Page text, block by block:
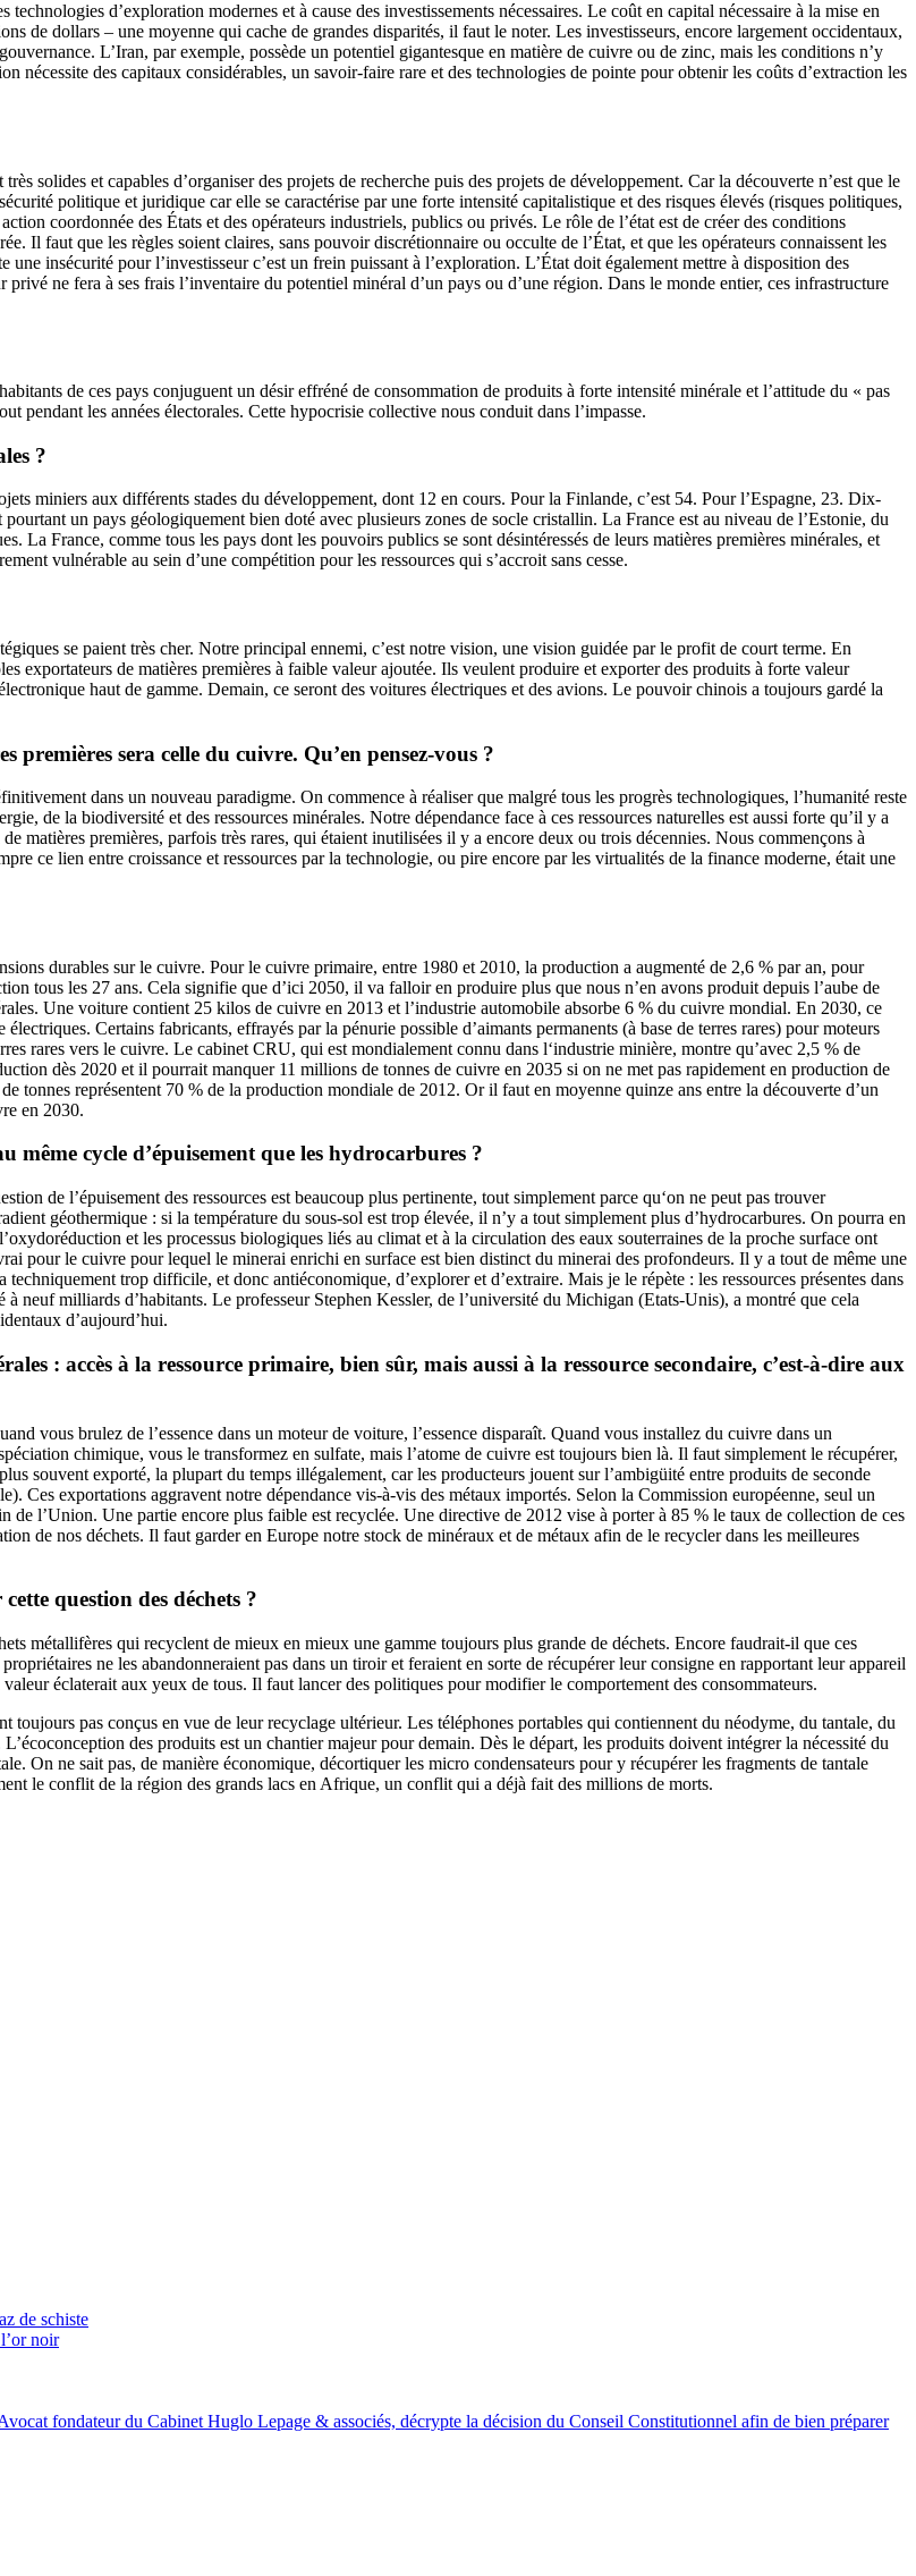
d’exploration modernes et à cause des investissements nécessaires. Le coût en capital nécessaire à la mise en
de dollars – une moyenne qui cache de grandes disparités, il faut le noter. Les investisseurs, encore largement occidentaux,
L’Iran, par exemple, possède un potentiel gigantesque en matière de cuivre ou de zinc, mais les conditions n’y
nécessite des capitaux considérables, un savoir-faire rare et des technologies de pointe pour obtenir les coûts d’extraction les
solides et capables d’organiser des projets de recherche puis des projets de développement. Car la découverte n’est que le
politique et juridique car elle se caractérise par une forte intensité capitalistique et des risques élevés (risques politiques,
coordonnée des États et des opérateurs industriels, publics ou privés. Le rôle de l’état est de créer des conditions
Il faut que les règles soient claires, sans pouvoir discrétionnaire ou occulte de l’État, et que les opérateurs connaissent les
insécurité pour l’investisseur c’est un frein puissant à l’exploration. L’État doit également mettre à disposition des
ne fera à ses frais l’inventaire du potentiel minéral d’un pays ou d’une région. Dans le monde entier, ces infrastructure
de ces pays conjuguent un désir effréné de consommation de produits à forte intensité minérale et l’attitude du « pas
pendant les années électorales. Cette hypocrisie collective nous conduit dans l’impasse.
?
miniers aux différents stades du développement, dont 12 en cours. Pour la Finlande, c’est 54. Pour l’Espagne, 23. Dix-
un pays géologiquement bien doté avec plusieurs zones de socle cristallin. La France est au niveau de l’Estonie, du
La France, comme tous les pays dont les pouvoirs publics se sont désintéressés de leurs matières premières minérales, et
vulnérable au sein d’une compétition pour les ressources qui s’accroit sans cesse.
se paient très cher. Notre principal ennemi, c’est notre vision, une vision guidée par le profit de court terme. En
exportateurs de matières premières à faible valeur ajoutée. Ils veulent produire et exporter des produits à forte valeur
haut de gamme. Demain, ce seront des voitures électriques et des avions. Le pouvoir chinois a toujours gardé la
sera celle du cuivre. Qu’en pensez-vous ?
dans un nouveau paradigme. On commence à réaliser que malgré tous les progrès technologiques, l’humanité reste
de la biodiversité et des ressources minérales. Notre dépendance face à ces ressources naturelles est aussi forte qu’il y a
matières premières, parfois très rares, qui étaient inutilisées il y a encore deux ou trois décennies. Nous commençons à
ce lien entre croissance et ressources par la technologie, ou pire encore par les virtualités de la finance moderne, était une
durables sur le cuivre. Pour le cuivre primaire, entre 1980 et 2010, la production a augmenté de 2,6 % par an, pour
tous les 27 ans. Cela signifie que d’ici 2050, il va falloir en produire plus que nous n’en avons produit depuis l’aube de
Une voiture contient 25 kilos de cuivre en 2013 et l’industrie automobile absorbe 6 % du cuivre mondial. En 2030, ce
Certains fabricants, effrayés par la pénurie possible d’aimants permanents (à base de terres rares) pour moteurs
rares vers le cuivre. Le cabinet CRU, qui est mondialement connu dans l‘industrie minière, montre qu’avec 2,5 % de
dès 2020 et il pourrait manquer 11 millions de tonnes de cuivre en 2035 si on ne met pas rapidement en production de
tonnes représentent 70 % de la production mondiale de 2012. Or il faut en moyenne quinze ans entre la découverte d’un
en 2030.
même cycle d’épuisement que les hydrocarbures ?
de l’épuisement des ressources est beaucoup plus pertinente, tout simplement parce qu‘on ne peut pas trouver
géothermique : si la température du sous-sol est trop élevée, il n’y a tout simplement plus d’hydrocarbures. On pourra en
et les processus biologiques liés au climat et à la circulation des eaux souterraines de la proche surface ont
pour le cuivre pour lequel le minerai enrichi en surface est bien distinct du minerai des profondeurs. Il y a tout de même une
trop difficile, et donc antiéconomique, d’explorer et d’extraire. Mais je le répète : les ressources présentes dans
neuf milliards d’habitants. Le professeur Stephen Kessler, de l’université du Michigan (Etats-Unis), a montré que cela
d’aujourd’hui.
: accès à la ressource primaire, bien sûr, mais aussi à la ressource secondaire, c’est-à-dire aux
vous brulez de l’essence dans un moteur de voiture, l’essence disparaît. Quand vous installez du cuivre dans un
chimique, vous le transformez en sulfate, mais l’atome de cuivre est toujours bien là. Il faut simplement le récupérer,
souvent exporté, la plupart du temps illégalement, car les producteurs jouent sur l’ambigüité entre produits de seconde
Ces exportations aggravent notre dépendance vis-à-vis des métaux importés. Selon la Commission européenne, seul un
de l’Union. Une partie encore plus faible est recyclée. Une directive de 2012 vise à porter à 85 % le taux de collection de ces
de nos déchets. Il faut garder en Europe notre stock de minéraux et de métaux afin de le recycler dans les meilleures
question des déchets ?
métallifères qui recyclent de mieux en mieux une gamme toujours plus grande de déchets. Encore faudrait-il que ces
ne les abandonneraient pas dans un tiroir et feraient en sorte de récupérer leur consigne en rapportant leur appareil
éclaterait aux yeux de tous. Il faut lancer des politiques pour modifier le comportement des consommateurs.
toujours pas conçus en vue de leur recyclage ultérieur. Les téléphones portables qui contiennent du néodyme, du tantale, du
des produits est un chantier majeur pour demain. Dès le départ, les produits doivent intégrer la nécessité du
On ne sait pas, de manière économique, décortiquer les micro condensateurs pour y récupérer les fragments de tantale
le conflit de la région des grands lacs en Afrique, un conflit qui a déjà fait des millions de morts.
de schiste
noir
fondateur du Cabinet Huglo Lepage & associés, décrypte la décision du Conseil Constitutionnel afin de bien préparer